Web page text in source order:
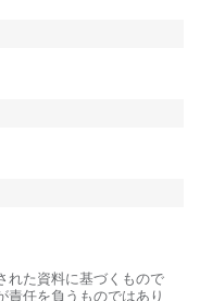
れた資料に基づくもので
任を負うものではあり